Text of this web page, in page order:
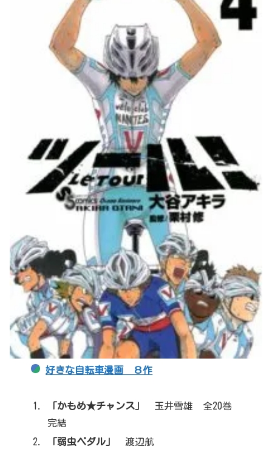
好きな自転車漫画 ８作
「かもめ★チャンス」
玉井雪雄 全20巻
完結
「弱虫ペダル」
渡辺航